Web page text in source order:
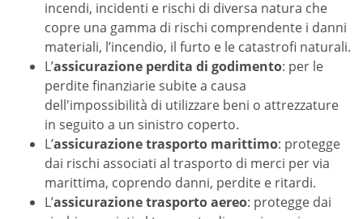
incendi, incidenti e rischi di diversa natura che
copre una gamma di rischi comprendente i danni
materiali, l’incendio, il furto e le catastrofi naturali.
L’assicurazione perdita di godimento: per le
perdite finanziarie subite a causa
dell'impossibilità di utilizzare beni o attrezzature
in seguito a un sinistro coperto.
L’assicurazione trasporto marittimo: protegge
dai rischi associati al trasporto di merci per via
marittima, coprendo danni, perdite e ritardi.
L’assicurazione trasporto aereo: protegge dai